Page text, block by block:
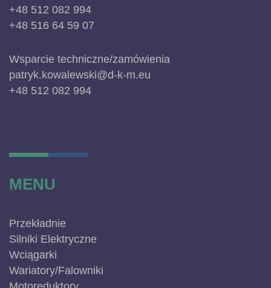
+48 512 082 994
+48 516 64 59 07
Wsparcie techniczne/zamówienia
patryk.kowalewski@d-k-m.eu
+48 512 082 994
MENU
Przekładnie
Silniki Elektryczne
Wciągarki
Wariatory/Falowniki